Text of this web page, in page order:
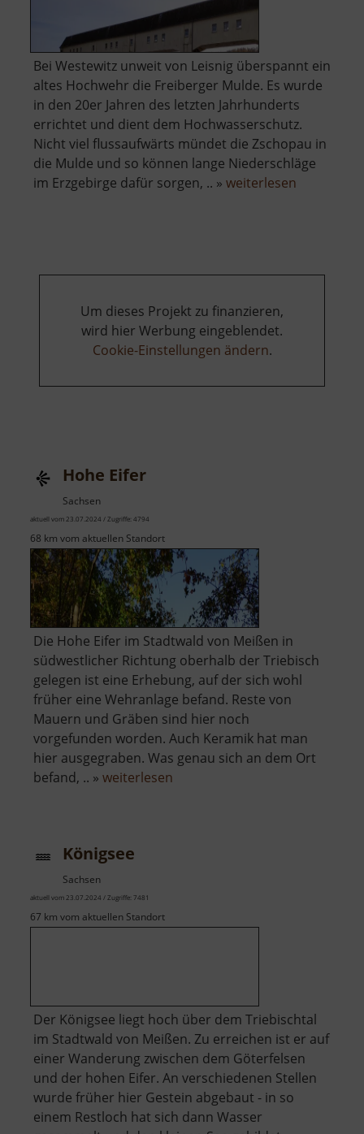
Bei Westewitz unweit von Leisnig überspannt ein
altes Hochwehr die Freiberger Mulde. Es wurde
in den 20er Jahren des letzten Jahrhunderts
errichtet und dient dem Hochwasserschutz.
Nicht viel flussaufwärts mündet die Zschopau in
die Mulde und so können lange Niederschläge
im Erzgebirge dafür sorgen, .. » weiterlesen
Um dieses Projekt zu finanzieren,
wird hier Werbung eingeblendet.
Cookie-Einstellungen ändern.
Hohe Eifer
Sachsen
aktuell vom 23.07.2024 / Zugriffe: 4794
68 km vom aktuellen Standort
Die Hohe Eifer im Stadtwald von Meißen in
südwestlicher Richtung oberhalb der Triebisch
gelegen ist eine Erhebung, auf der sich wohl
früher eine Wehranlage befand. Reste von
Mauern und Gräben sind hier noch
vorgefunden worden. Auch Keramik hat man
hier ausgegraben. Was genau sich an dem Ort
befand, .. » weiterlesen
Königsee
Sachsen
aktuell vom 23.07.2024 / Zugriffe: 7481
67 km vom aktuellen Standort
Der Königsee liegt hoch über dem Triebischtal
im Stadtwald von Meißen. Zu erreichen ist er auf
einer Wanderung zwischen dem Göterfelsen
und der hohen Eifer. An verschiedenen Stellen
wurde früher hier Gestein abgebaut - in so
einem Restloch hat sich dann Wasser